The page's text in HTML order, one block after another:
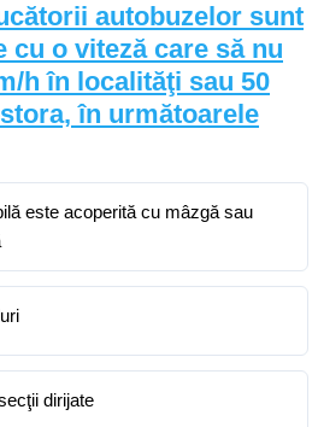
autobuzelor sunt
o viteză care să nu
h în localităţi sau 50
în următoarele
este acoperită cu mâzgă sau
dirijate